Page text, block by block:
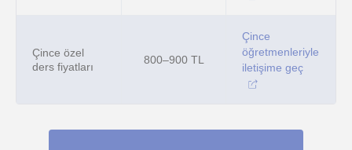
Çince özel
ders fiyatları
800–900 TL
Çince
öğretmenleriyle
iletişime geç